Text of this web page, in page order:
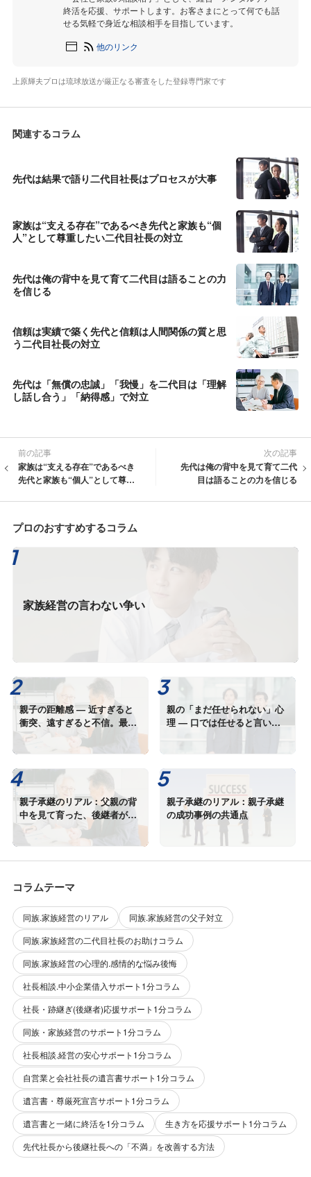
終活を応援、サポートします。お客さまにとって何でも話
せる気軽で身近な相談相手を目指しています。
他のリンク
上原輝夫プロは琉球放送が厳正なる審査をした登録専門家です
関連するコラム
先代は結果で語り二代目社長はプロセスが大事
家族は“支える存在”であるべき先代と家族も“個
人”として尊重したい二代目社長の対立
先代は俺の背中を見て育て二代目は語ることの力
を信じる
信頼は実績で築く先代と信頼は人間関係の質と思
う二代目社長の対立
先代は「無償の忠誠」「我慢」を二代目は「理解
し話し合う」「納得感」で対立
前の記事
家族は“支える存在”であるべき
先代と家族も“個人”として尊重
次の記事
先代は俺の背中を見て育て二代
目は語ることの力を信じる
プロのおすすめするコラム
家族経営の言わない争い
親子の距離感 — 近すぎると
衝突、遠すぎると不信。最適
距離とは何か
親の「まだ任せられない」心
理 — 口では任せると言いな
親子承継のリアル：父親の背
中を見て育った、後継者が語
るプレッシャーと喜び
親子承継のリアル：親子承継
の成功事例の共通点
コラムテーマ
同族.家族経営のリアル
同族.家族経営の父子対立
同族.家族経営の二代目社長のお助けコラム
同族.家族経営の心理的.感情的な悩み後悔
社長相談.中小企業借入サポート1分コラム
社長・跡継ぎ(後継者)応援サポート1分コラム
同族・家族経営のサポート1分コラム
社長相談.経営の安心サポート1分コラム
自営業と会社社長の遺言書サポート1分コラム
遺言書・尊厳死宣言サポート1分コラム
遺言書と一緒に終活を1分コラム
生き方を応援サポート1分コラム
先代社長から後継社長への「不満」を改善する方法